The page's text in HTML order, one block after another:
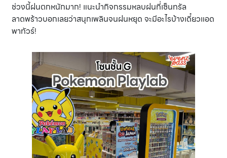
ช่วงนี้ฝนตกหนักมาก! แนะนำกิจกรรมหลบฝนที่เซ็นทรัล
ลาดพร้าวบอกเลยว่าสนุกเพลินจนฝนหยุด จะมีอะไรบ้างเดี๋ยวแอด
พาทัวร์!